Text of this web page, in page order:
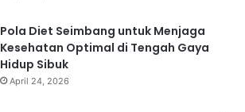
Pola Diet Seimbang untuk Menjaga
Kesehatan Optimal di Tengah Gaya
Hidup Sibuk
April 24, 2026